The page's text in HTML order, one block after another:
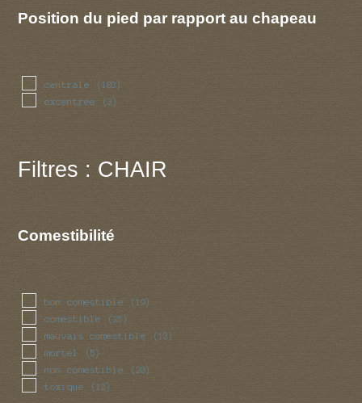
Position du pied par rapport au chapeau
centrale (103)
excentree (3)
Filtres : CHAIR
Comestibilité
bon comestible (19)
comestible (25)
mauvais comestible (13)
mortel (5)
non comestible (20)
toxique (12)